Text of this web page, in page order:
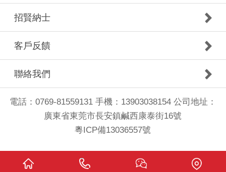
招賢納士
客戶反饋
聯絡我們
電話：0769-81559131 手機：13903038154 公司地址：
廣東省東莞市長安鎮鹹西康泰街16號
粵ICP備13036557號